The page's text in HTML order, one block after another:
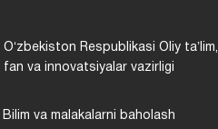
Oʻzbekiston Respublikasi Oliy taʼlim,
fan va innovatsiyalar vazirligi
Bilim va malakalarni baholash